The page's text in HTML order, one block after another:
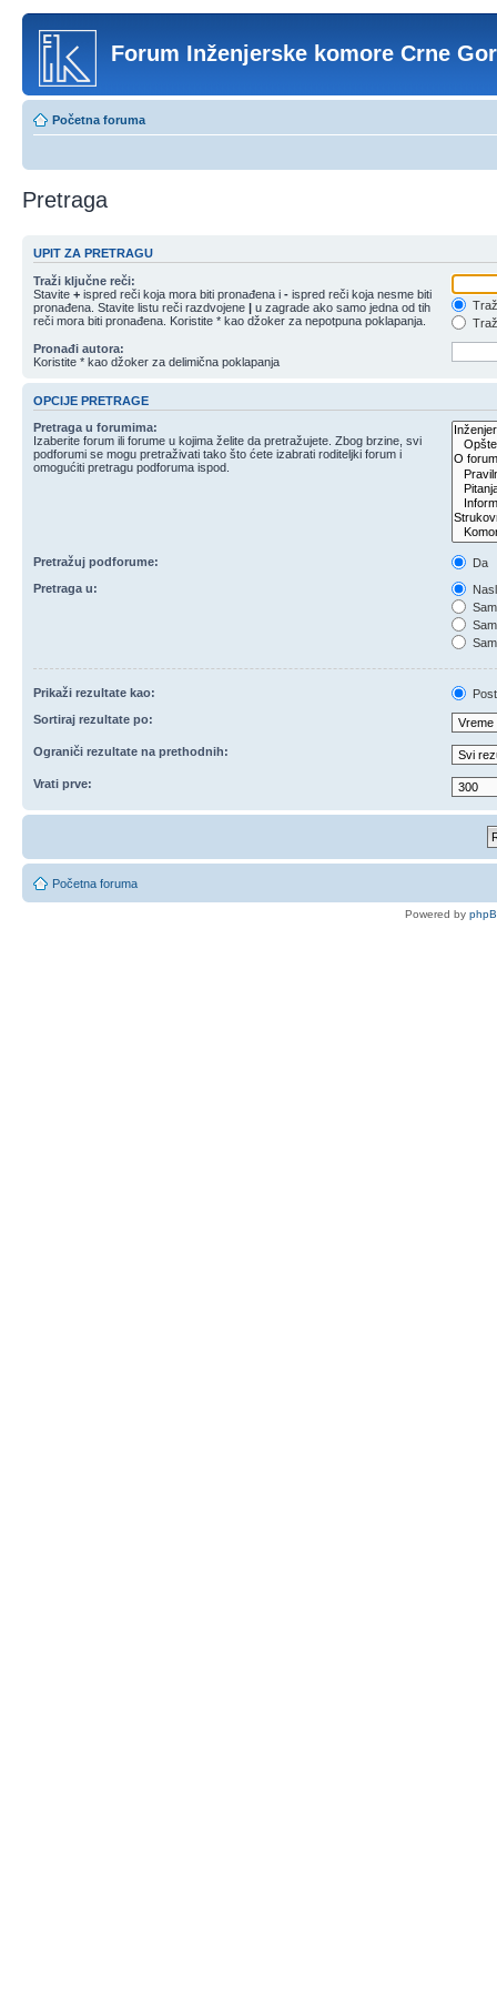
Forum Inženjerske komore Crne
Početna foruma
Pretraga
UPIT ZA PRETRAGU
Traži ključne reči:
Stavite + ispred reči koja mora biti pronađena i - ispred reči koja nesme biti
pronađena. Stavite listu reči razdvojene | u zagrade ako samo jedna od tih
reči mora biti pronađena. Koristite * kao džoker za nepotpuna poklapanja.
Pronađi autora:
Koristite * kao džoker za delimična poklapanja
OPCIJE PRETRAGE
Pretraga u forumima:
Izaberite forum ili forume u kojima želite da pretražujete. Zbog brzine, svi
podforumi se mogu pretraživati tako što ćete izabrati roditeljki forum i
omogućiti pretragu podforuma ispod.
Pretražuj podforume:
Da
Pretraga u:
Prikaži rezultate kao:
Sortiraj rezultate po:
Ograniči rezultate na prethodnih:
Vrati prve:
Početna foruma
Powered by